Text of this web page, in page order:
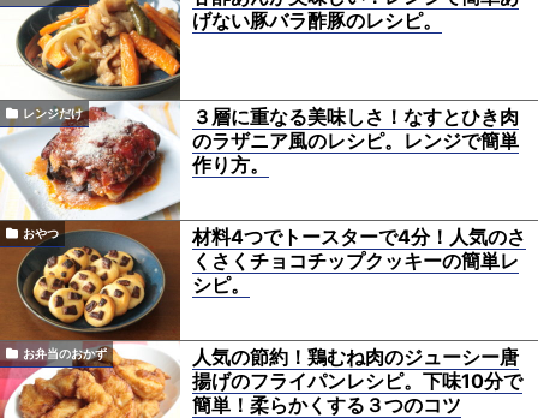
げない豚バラ酢豚のレシピ。
レンジだけ
３層に重なる美味しさ！なすとひき肉
のラザニア風のレシピ。レンジで簡単
作り方。
おやつ
材料4つでトースターで4分！人気のさ
くさくチョコチップクッキーの簡単レ
シピ。
お弁当のおかず
人気の節約！鶏むね肉のジューシー唐
揚げのフライパンレシピ。下味10分で
簡単！柔らかくする３つのコツ